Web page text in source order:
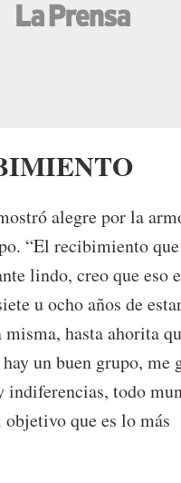
alegre por la
“El recibimiento
lindo, creo que eso
u ocho años de
misma, hasta ahorita
un buen grupo, me
indiferencias, todo
que es lo más